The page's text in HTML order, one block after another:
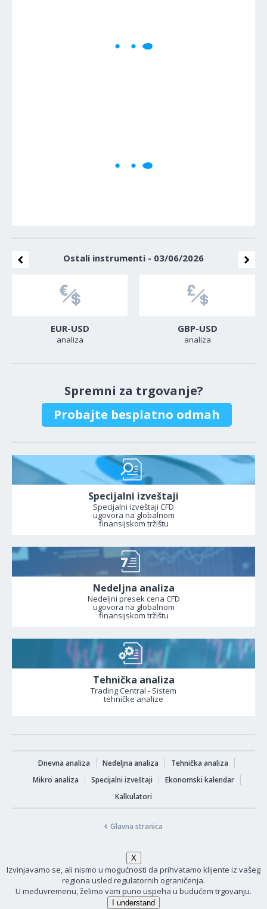
Ostali instrumenti - 03/06/2026
EUR-USD
analiza
GBP-USD
analiza
Spremni za trgovanje?
Probajte besplatno odmah
Specijalni izveštaji
Specijalni izveštaji CFD
ugovora na globalnom
finansijskom tržištu
Nedeljna analiza
Nedeljni presek cena CFD
ugovora na globalnom
finansijskom tržištu
Tehnička analiza
Trading Central - Sistem
tehničke analize
Dnevna analiza Nedeljna analiza
Tehnička analiza
Mikro analiza
Specijalni izveštaji
Ekonomski kalendar
Kalkulatori
Glavna stranica
Izvinjavamo se, ali nismo u mogućnosti da prihvatamo klijente iz vašeg
regiona usled regulatornih ograničenja.
U međuvremenu, želimo vam puno uspeha u budućem trgovanju.